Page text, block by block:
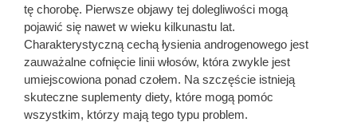
tę chorobę. Pierwsze objawy tej dolegliwości mogą
pojawić się nawet w wieku kilkunastu lat.
Charakterystyczną cechą łysienia androgenowego jest
zauważalne cofnięcie linii włosów, która zwykle jest
umiejscowiona ponad czołem. Na szczęście istnieją
skuteczne suplementy diety, które mogą pomóc
wszystkim, którzy mają tego typu problem.